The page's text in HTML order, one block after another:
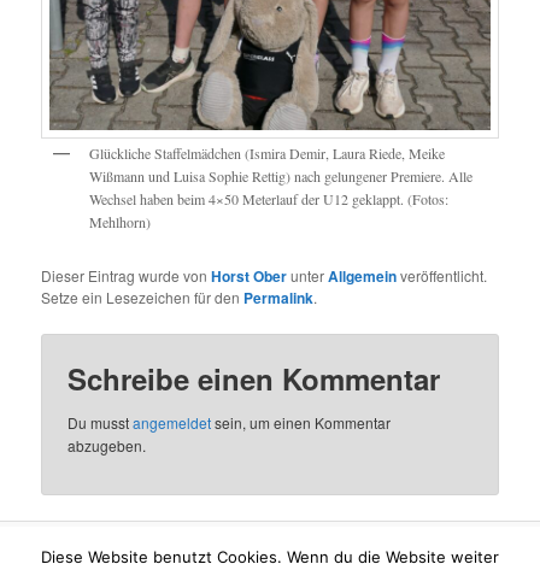
Glückliche Staffelmädchen (Ismira Demir, Laura Riede, Meike
Wißmann und Luisa Sophie Rettig) nach gelungener Premiere. Alle
Wechsel haben beim 4×50 Meterlauf der U12 geklappt. (Fotos:
Mehlhorn)
Dieser Eintrag wurde vonHorst OberunterAllgemeinveröffentlicht.
Setze ein Lesezeichen für den Permalink.
Schreibe einen Kommentar
Du musstangemeldetsein, um einen Kommentar
abzugeben.
Diese Website benutzt Cookies. Wenn du die Website weiter